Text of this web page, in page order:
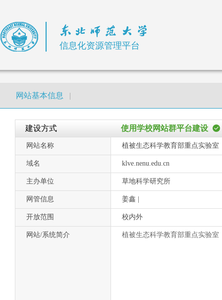
信息化资源管理平台
网站基本信息 |
建设方式 使用学校网站群平台建设
网站名称 植被生态科学教育部重点实验室
域名 klve.nenu.edu.cn
主办单位 草地科学研究所
网管信息 姜鑫 |
开放范围 校内外
网站/系统简介 植被生态科学教育部重点实验室